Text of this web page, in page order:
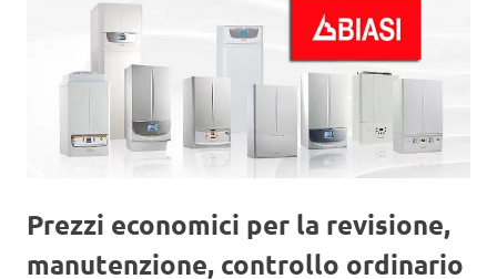
Prezzi economici per la revisione,
manutenzione, controllo ordinario